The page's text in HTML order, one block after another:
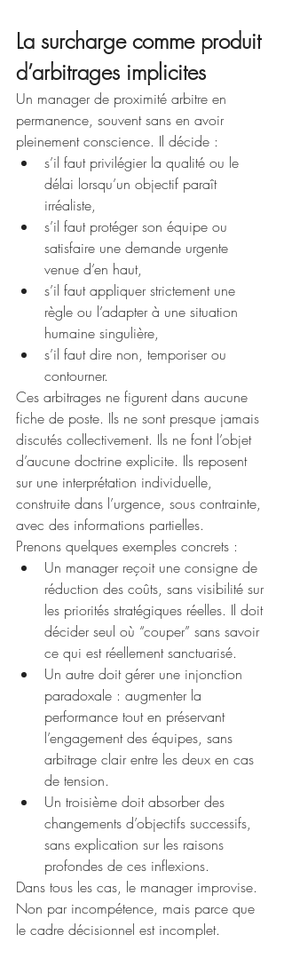
La surcharge comme produit
d’arbitrages implicites
Un manager de proximité arbitre en
permanence, souvent sans en avoir
pleinement conscience. Il décide :
s’il faut privilégier la qualité ou le
délai lorsqu’un objectif paraît
irréaliste,
s’il faut protéger son équipe ou
satisfaire une demande urgente
venue d’en haut,
s’il faut appliquer strictement une
règle ou l’adapter à une situation
humaine singulière,
s’il faut dire non, temporiser ou
contourner.
Ces arbitrages ne figurent dans aucune
fiche de poste. Ils ne sont presque jamais
discutés collectivement. Ils ne font l’objet
d’aucune doctrine explicite. Ils reposent
sur une interprétation individuelle,
construite dans l’urgence, sous contrainte,
avec des informations partielles.
Prenons quelques exemples concrets :
Un manager reçoit une consigne de
réduction des coûts, sans visibilité sur
les priorités stratégiques réelles. Il doit
décider seul où “couper” sans savoir
ce qui est réellement sanctuarisé.
Un autre doit gérer une injonction
paradoxale : augmenter la
performance tout en préservant
l’engagement des équipes, sans
arbitrage clair entre les deux en cas
de tension.
Un troisième doit absorber des
changements d’objectifs successifs,
sans explication sur les raisons
profondes de ces inflexions.
Dans tous les cas, le manager improvise.
Non par incompétence, mais parce que
le cadre décisionnel est incomplet.